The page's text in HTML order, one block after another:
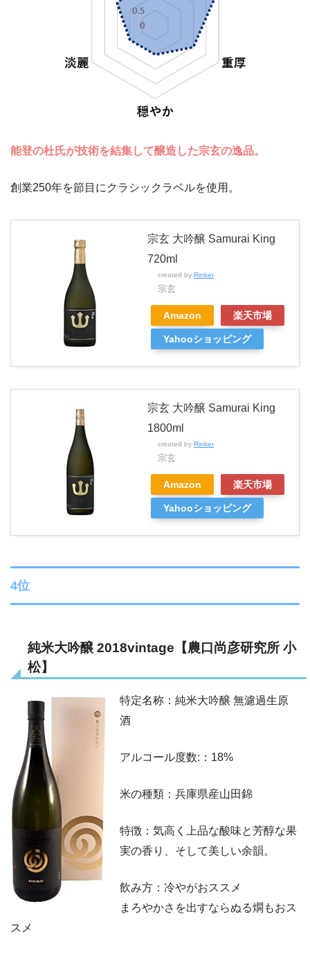
能登の杜氏が技術を結集して醸造した宗玄の逸品。
創業250年を節目にクラシックラベルを使用。
宗玄 大吟醸 Samurai King
720ml
created by Rinker
宗玄
Amazon 楽天市場
Yahooショッピング
宗玄 大吟醸 Samurai King
1800ml
created by Rinker
宗玄
Amazon 楽天市場
Yahooショッピング
4位
純米大吟醸 2018vintage 【農口尚彦研究所 小
松】
特定名称：純米大吟醸 無濾過生原
酒
アルコール度数:：18%
米の種類：兵庫県産山田錦
特徴：気高く上品な酸味と芳醇な果
実の香り、そして美しい余韻。
飲み方：冷やがおススメ
まろやかさを出すならぬる燗もおス
スメ